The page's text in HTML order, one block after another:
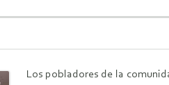
Los pobladores de la